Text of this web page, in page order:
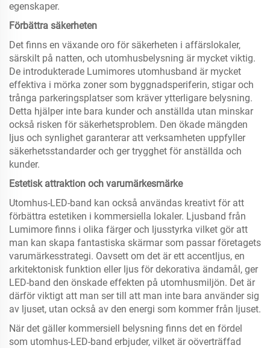
egenskaper.
Förbättra säkerheten
Det finns en växande oro för säkerheten i affärslokaler,
särskilt på natten, och utomhusbelysning är mycket viktig.
De introdukterade Lumimores utomhusband är mycket
effektiva i mörka zoner som byggnadsperiferin, stigar och
trånga parkeringsplatser som kräver ytterligare belysning.
Detta hjälper inte bara kunder och anställda utan minskar
också risken för säkerhetsproblem. Den ökade mängden
ljus och synlighet garanterar att verksamheten uppfyller
säkerhetsstandarder och ger trygghet för anställda och
kunder.
Estetisk attraktion och varumärkesmärke
Utomhus-LED-band kan också användas kreativt för att
förbättra estetiken i kommersiella lokaler. Ljusband från
Lumimore finns i olika färger och ljusstyrka vilket gör att
man kan skapa fantastiska skärmar som passar företagets
varumärkesstrategi. Oavsett om det är ett accentljus, en
arkitektonisk funktion eller ljus för dekorativa ändamål, ger
LED-band den önskade effekten på utomhusmiljön. Det är
därför viktigt att man ser till att man inte bara använder sig
av ljuset, utan också av den energi som kommer från ljuset.
När det gäller kommersiell belysning finns det en fördel
som utomhus-LED-band erbjuder, vilket är oöverträffad